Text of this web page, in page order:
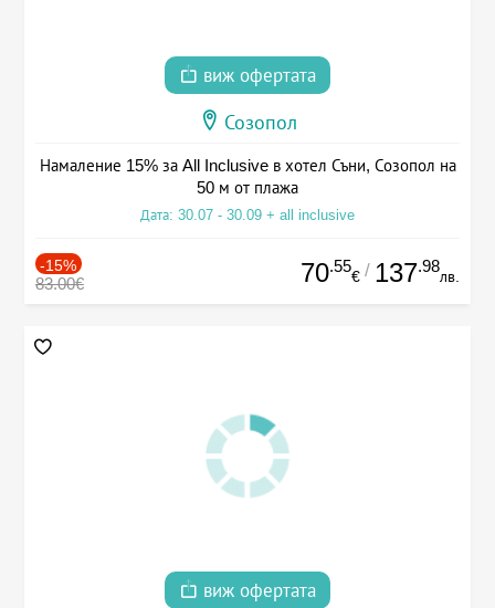
виж офертата
Созопол
Намаление 15% за All Inclusive в хотел Съни, Созопол на
50 м от плажа
Дата: 30.07 - 30.09 + all inclusive
-15%
83.00€ 70.55
€ / 137.98
лв.
виж офертата